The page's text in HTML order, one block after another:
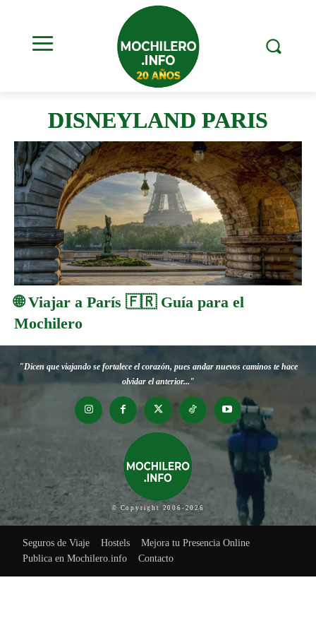
DISNEYLAND PARIS
🌐 Viajar a París 🇫🇷 Guía para el
Mochilero
"Dicen que viajando se fortalece el corazón, pues andar nuevos caminos te hace
olvidar el anterior..."
© Copyright 2006-2026
Seguros de Viaje Hostels
Mejora tu Presencia Online
Publica en Mochilero.info
Contacto